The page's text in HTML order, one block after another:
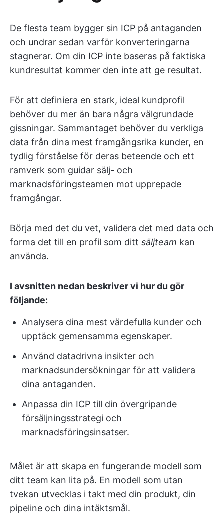
De flesta team bygger sin ICP på antaganden
och undrar sedan varför konverteringarna
stagnerar. Om din ICP inte baseras på faktiska
kundresultat kommer den inte att ge resultat.
För att definiera en stark, ideal kundprofil
behöver du mer än bara några välgrundade
gissningar. Sammantaget behöver du verkliga
data från dina mest framgångsrika kunder, en
tydlig förståelse för deras beteende och ett
ramverk som guidar sälj- och
marknadsföringsteamen mot upprepade
framgångar.
Börja med det du vet, validera det med data och
forma det till en profil som ditt säljteam kan
använda.
I avsnitten nedan beskriver vi hur du gör
följande:
Analysera dina mest värdefulla kunder och
upptäck gemensamma egenskaper.
Använd datadrivna insikter och
marknadsundersökningar för att validera
dina antaganden.
Anpassa din ICP till din övergripande
försäljningsstrategi och
marknadsföringsinsatser.
Målet är att skapa en fungerande modell som
ditt team kan lita på. En modell som utan
tvekan utvecklas i takt med din produkt, din
pipeline och dina intäktsmål.